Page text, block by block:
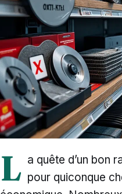
L a quête d’un bon
pour quiconque